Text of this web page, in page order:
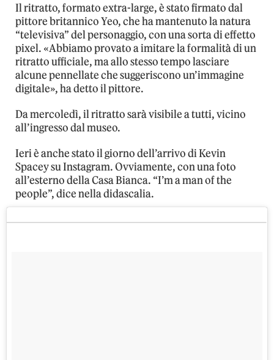
Il ritratto, formato extra-large, è stato firmato dal
pittore britannico Yeo, che ha mantenuto la natura
“televisiva” del personaggio, con una sorta di effetto
pixel. «Abbiamo provato a imitare la formalità di un
ritratto ufficiale, ma allo stesso tempo lasciare
alcune pennellate che suggeriscono un’immagine
digitale», ha detto il pittore.
Da mercoledì, il ritratto sarà visibile a tutti, vicino
all’ingresso dal museo.
Ieri è anche stato il giorno dell’arrivo di Kevin
Spacey su Instagram. Ovviamente, con una foto
all’esterno della Casa Bianca. “I’m a man of the
people”, dice nella didascalia.